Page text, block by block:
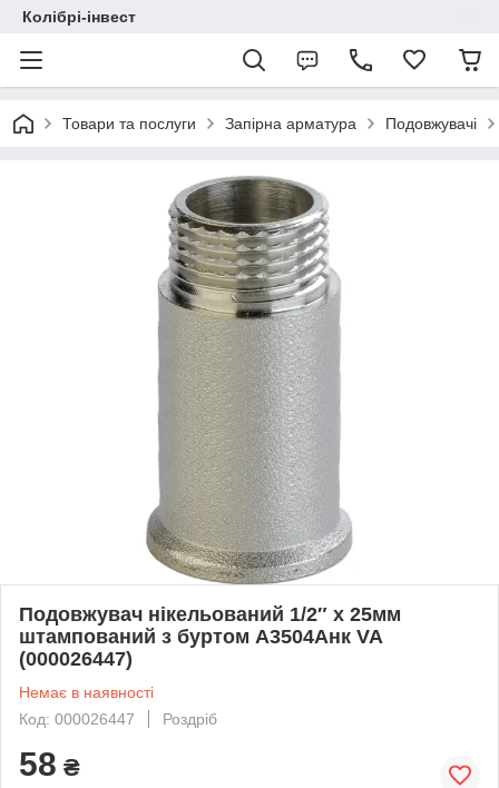
Колібрі-інвест
Товари та послуги Запірна арматура Подовжувачі
Подовжувач нікельований 1/2″ х 25мм
штампований з буртом А3504Анк VA
(000026447)
Немає в наявності
Код: 000026447
Роздріб
58 ₴